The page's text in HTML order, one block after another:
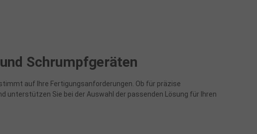
Schrumpfgeräten
auf Ihre Fertigungsanforderungen. Ob für präzise
Sie bei der Auswahl der passenden Lösung für Ihren